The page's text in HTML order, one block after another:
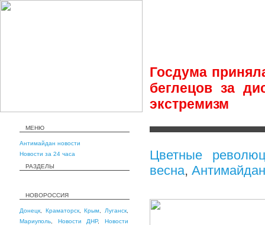
Госдума
беглецов за
экстремизм
МЕНЮ
Антимайдан новости
Новости за 24 часа
РАЗДЕЛЫ
НОВОРОССИЯ
Донецк Краматорск,Крым Луганск
Мариуполь
Новости ДНР,Новости
Цветные
весна, Антимайдан